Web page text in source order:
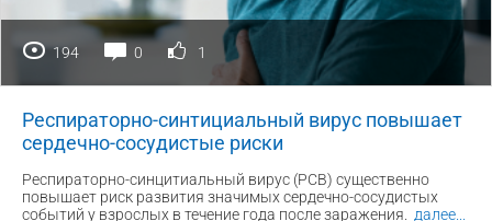
194 0 1
Респираторно-синтициальный вирус повышает
сердечно-сосудистые риски
Респираторно-синцитиальный вирус (РСВ) существенно
повышает риск развития значимых сердечно-сосудистых
событий у взрослых в течение года после заражения.
далее